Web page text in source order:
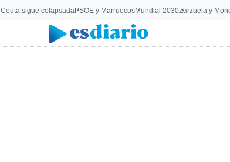
Ceuta sigue colapsadaPSOE y MarruecosMundial 2030Zarzuela y